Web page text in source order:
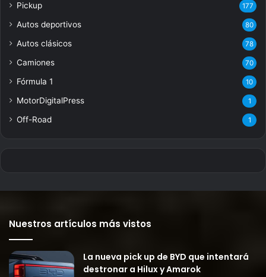
Pickup 177
Autos deportivos 80
Autos clásicos 78
Camiones 70
Fórmula 1 10
MotorDigitalPress 1
Off-Road 1
Nuestros artículos más vistos
La nueva pick up de BYD que intentará
destronar a Hilux y Amarok